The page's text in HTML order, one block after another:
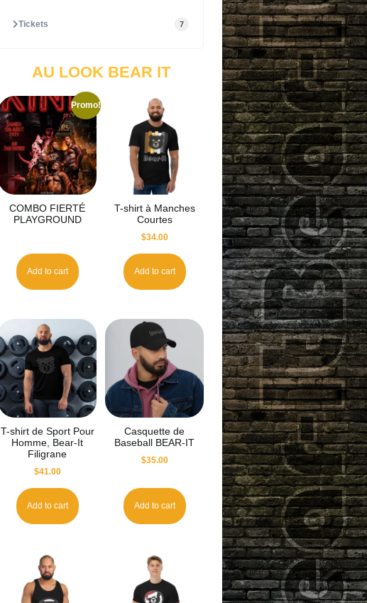
Tickets 7
AU LOOK BEAR IT
Promo!
COMBO FIERTÉ
PLAYGROUND
Add to cart
T-shirt à Manches
Courtes
$34.00
Add to cart
T-shirt de Sport Pour
Homme, Bear-It
Filigrane
$41.00
Add to cart
Casquette de
Baseball BEAR-IT
$35.00
Add to cart